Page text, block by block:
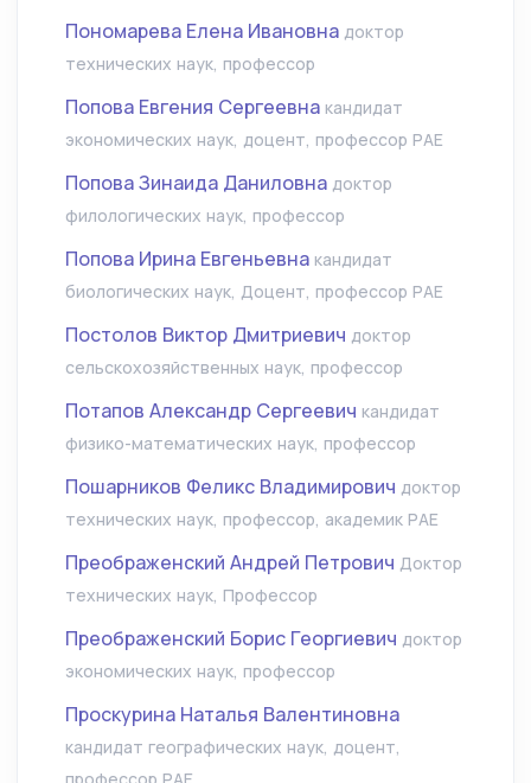
Пономарева Елена Ивановна доктор
технических наук, профессор
Попова Евгения Сергеевна кандидат
экономических наук, доцент, профессор РАЕ
Попова Зинаида Даниловна доктор
филологических наук, профессор
Попова Ирина Евгеньевна кандидат
биологических наук, Доцент, профессор РАЕ
Постолов Виктор Дмитриевич доктор
сельскохозяйственных наук, профессор
Потапов Александр Сергеевич кандидат
физико-математических наук, профессор
Пошарников Феликс Владимирович доктор
технических наук, профессор, академик РАЕ
Преображенский Андрей Петрович Доктор
технических наук, Профессор
Преображенский Борис Георгиевич доктор
экономических наук, профессор
Проскурина Наталья Валентиновна
кандидат географических наук, доцент,